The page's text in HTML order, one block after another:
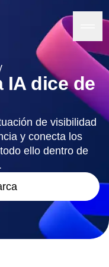
IA dice de
de visibilidad
y conecta los
ello dentro de